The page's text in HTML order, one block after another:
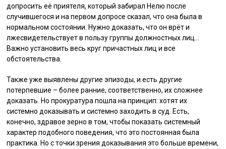
допросить её приятеля, который забирал Нелю после
случившегося и на первом допросе сказал, что она была в
нормальном состоянии. Нужно доказать, что он врёт и
лжесвидетельствует в пользу группы должностных лиц…
Важно установить весь круг причастных лиц и все
обстоятельства.
Также уже выявлены другие эпизоды, и есть другие
потерпевшие – более ранние, соответственно, их сложнее
доказать. Но прокуратура пошла на принцип: хотят их
системно доказывать и системно заходить в суд. Есть,
конечно, здравое зерно в том, чтобы показать системный
характер подобного поведения, что это постоянная была
практика. Но с точки зрения доказывания это больше времени,